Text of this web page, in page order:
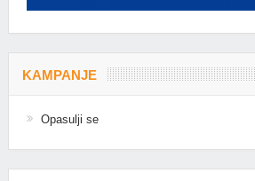
KAMPANJE
Opasulji se